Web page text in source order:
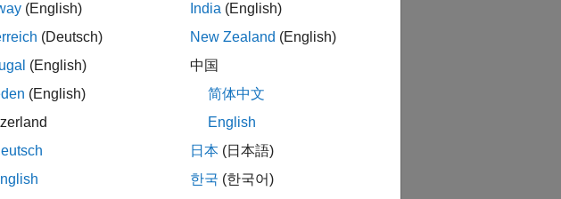
プ テーブルを最適化します。
タ型の選択方法を示します。
(English)
(Deutsch)
(English)
(English)
India (English)
New Zealand (English)
中国
简体中文
English
日本 (日本語)
한국 (한국어)